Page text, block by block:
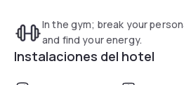
In the gym; break your
and find your energy.
Instalaciones del hotel